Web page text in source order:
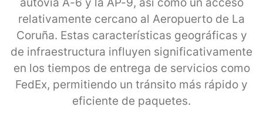
relativamente cercano al Aeropuerto de La
Coruña. Estas características geográficas y
de infraestructura influyen significativamente
en los tiempos de entrega de servicios como
FedEx, permitiendo un tránsito más rápido y
eficiente de paquetes.